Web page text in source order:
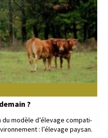
?
du mod­èle d’él­e­vage com­pat­i­
: l’él­e­vage paysan.